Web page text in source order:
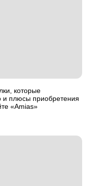
которые
и плюсы приобретения
«Amias»